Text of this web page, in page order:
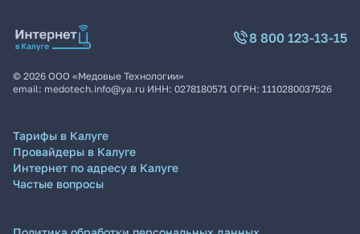
8 800 123-13-15
© 2026 ООО «Медовые Технологии»
email: medotech.info@ya.ru ИНН: 0278180571 ОГРН: 1110280037526
Тарифы в Калуге
Провайдеры в Калуге
Интернет по адресу в Калуге
Частые вопросы